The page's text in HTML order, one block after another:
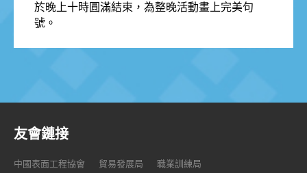
於晚上十時圓滿結束，為整晚活動畫上完美句
號。
友會鏈接
中國表面工程協會 貿易發展局
職業訓練局